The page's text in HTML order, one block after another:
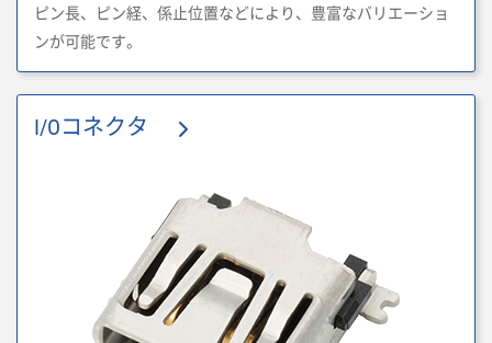
ピン長、ピン経、係止位置などにより、豊富なバリエーショ
ンが可能です。
I/Oコネクタ